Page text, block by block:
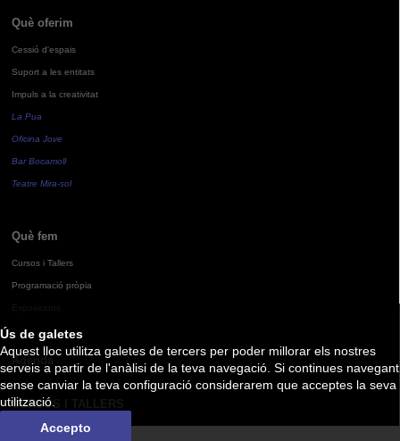
Ús de galetes
Aquest lloc utilitza galetes de tercers per poder millorar els nostres
serveis a partir de l'anàlisi de la teva navegació. Si continues navegant
sense canviar la teva configuració considerarem que acceptes la seva
utilització.
Accepto
Què oferim
Cessió d'espais
Suport a les entitats
Impuls a la creativitat
La Pua
Oficina Jove
Bar Bocamoll
Teatre Mira-sol
Què fem
Cursos i Tallers
Programació pròpia
Agenda
CURSOS I TALLERS